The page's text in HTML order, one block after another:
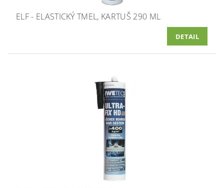
ELF - ELASTICKÝ TMEL, KARTUŠ 290 ML
DETAIL